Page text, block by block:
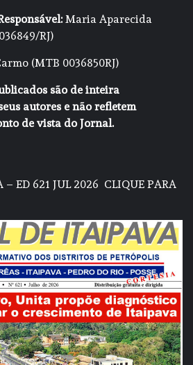
Maria Aparecida
RJ)
(MTB 0036850RJ)
são de inteira
autores e não refletem
de vista do Jornal.
– ED 621 JUL 2026 CLIQUE PARA